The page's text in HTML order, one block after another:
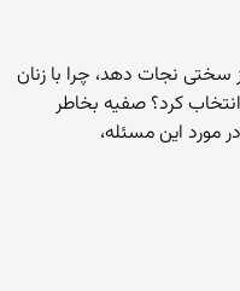
سختی نجات دهد، چرا با زنان
انتخاب کرد؟ صفیه بخاطر
مورد این مسئله،